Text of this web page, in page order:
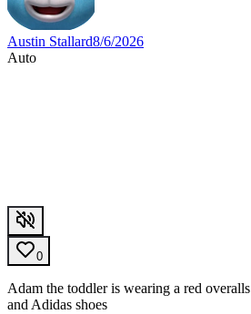
Austin Stallard8/6/2026
Auto
0
Adam the toddler is wearing a red
and Adidas shoes